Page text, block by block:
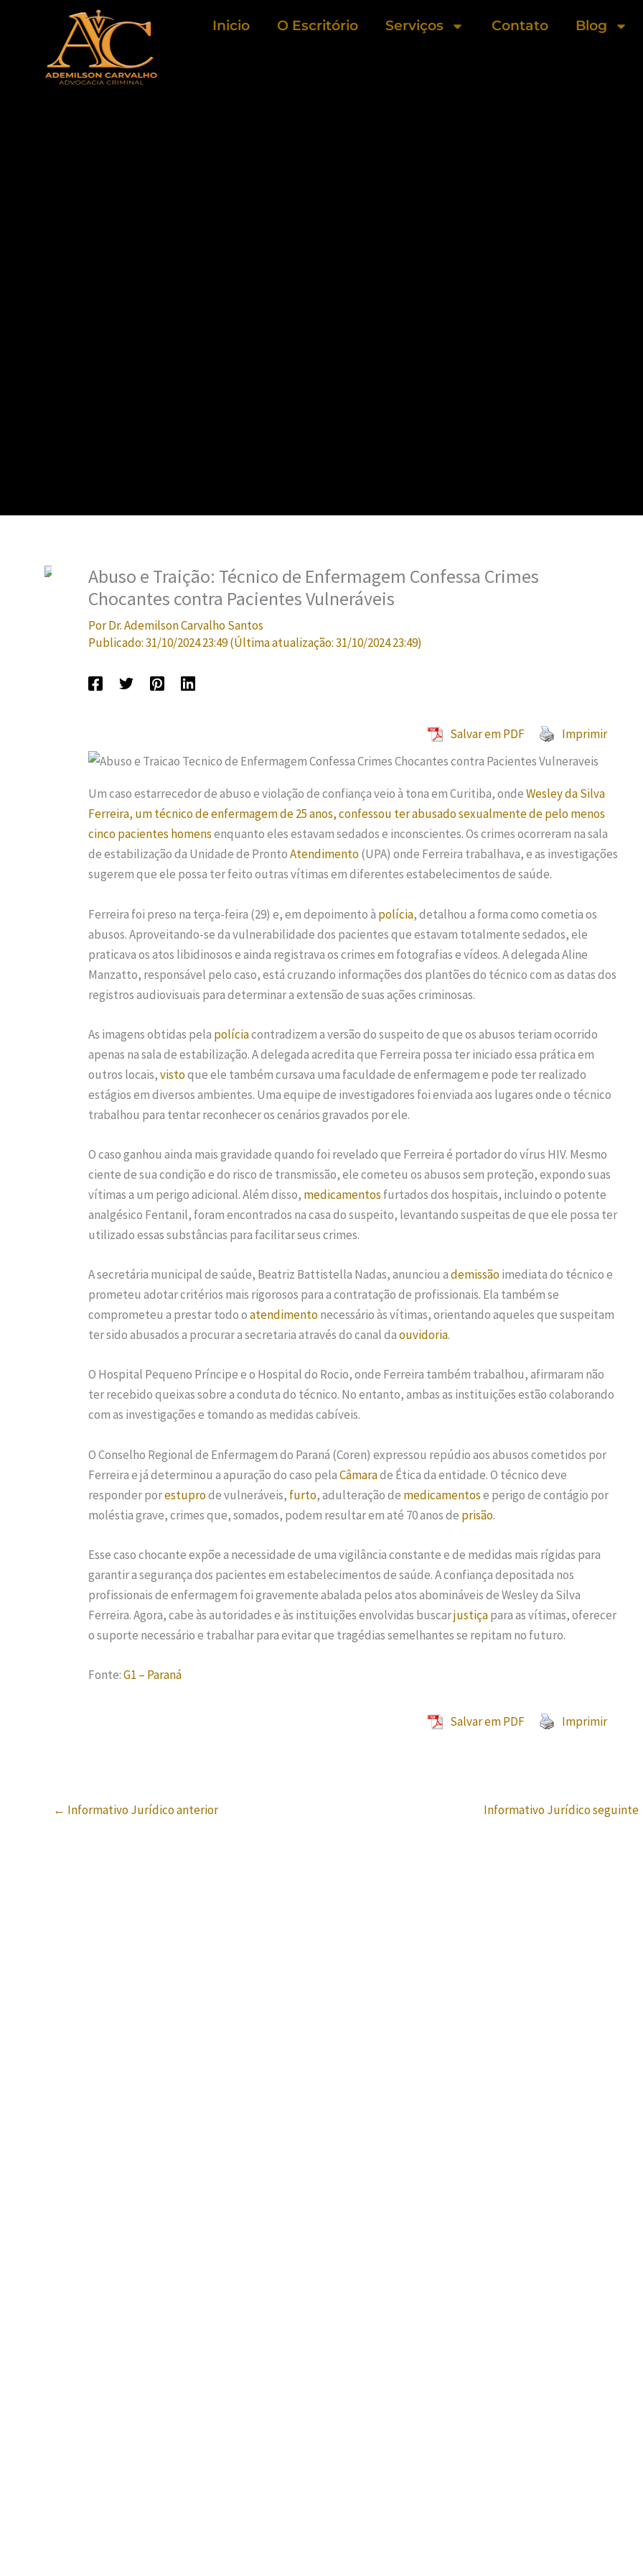
conteúdo
Inicio O Escritório Serviços Contato Blog
Abuso e Traição: Técnico de Enfermagem Confessa Crimes
Chocantes contra Pacientes Vulneráveis
PorDr. Ademilson Carvalho Santos
Publicado:31/10/2024 23:49(Última atualização:31/10/2024 23:49)
Salvar em PDF Imprimir
Um caso estarrecedor de abuso e violação de confiança veio à tona em Curitiba, ondeWesley da Silva
Ferreira, um técnico de enfermagem de 25 anos, confessou ter abusado sexualmente de pelo menos
cinco pacientes homensenquanto eles estavam sedados e inconscientes. Os crimes ocorreram na sala
de estabilização da Unidade de ProntoAtendimento(UPA) onde Ferreira trabalhava, e as investigações
sugerem que ele possa ter feito outras vítimas em diferentes estabelecimentos de saúde.
Ferreira foi preso na terça-feira (29) e, em depoimento à polícia, detalhou a forma como cometia os
abusos. Aproveitando-se da vulnerabilidade dos pacientes que estavam totalmente sedados, ele
praticava os atos libidinosos e ainda registrava os crimes em fotografias e vídeos. A delegada Aline
Manzatto, responsável pelo caso, está cruzando informações dos plantões do técnico com as datas dos
registros audiovisuais para determinar a extensão de suas ações criminosas.
As imagens obtidas pela políciacontradizem a versão do suspeito de que os abusos teriam ocorrido
apenas na sala de estabilização. A delegada acredita que Ferreira possa ter iniciado essa prática em
outros locais,vistoque ele também cursava uma faculdade de enfermagem e pode ter realizado
estágios em diversos ambientes. Uma equipe de investigadores foi enviada aos lugares onde o técnico
trabalhou para tentar reconhecer os cenários gravados por ele.
O caso ganhou ainda mais gravidade quando foi revelado que Ferreira é portador do vírus HIV. Mesmo
ciente de sua condição e do risco de transmissão, ele cometeu os abusos sem proteção, expondo suas
vítimas a um perigo adicional. Além disso, medicamentos furtados dos hospitais, incluindo o potente
analgésico Fentanil, foram encontrados na casa do suspeito, levantando suspeitas de que ele possa ter
utilizado essas substâncias para facilitar seus crimes.
A secretária municipal de saúde, Beatriz Battistella Nadas, anunciou ademissãoimediata do técnico e
prometeu adotar critérios mais rigorosos para a contratação de profissionais. Ela também se
comprometeu a prestar todo oatendimentonecessário às vítimas, orientando aqueles que suspeitam
ter sido abusados a procurar a secretaria através do canal daouvidoria.
O Hospital Pequeno Príncipe e o Hospital do Rocio, onde Ferreira também trabalhou, afirmaram não
ter recebido queixas sobre a conduta do técnico. No entanto, ambas as instituições estão colaborando
com as investigações e tomando as medidas cabíveis.
O Conselho Regional de Enfermagem do Paraná (Coren) expressou repúdio aos abusos cometidos por
Ferreira e já determinou a apuração do caso pelaCâmarade Ética da entidade. O técnico deve
responder porestuprode vulneráveis, furto, adulteração de medicamentose perigo de contágio por
moléstia grave, crimes que, somados, podem resultar em até 70 anos de prisão.
Esse caso chocante expõe a necessidade de uma vigilância constante e de medidas mais rígidas para
garantir a segurança dos pacientes em estabelecimentos de saúde. A confiança depositada nos
profissionais de enfermagem foi gravemente abalada pelos atos abomináveis de Wesley da Silva
Ferreira. Agora, cabe às autoridades e às instituições envolvidas buscarjustiçapara as vítimas, oferecer
o suporte necessário e trabalhar para evitar que tragédias semelhantes se repitam no futuro.
Fonte:G1 – Paraná
Salvar em PDF Imprimir
← Informativo Jurídico anterior Informativo Jurídico seguinte